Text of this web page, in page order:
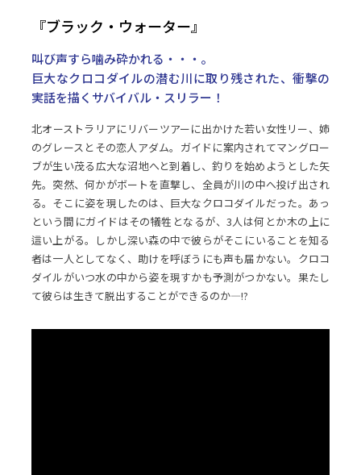
『ブラック・ウォーター』
叫び声すら噛み砕かれる・・・。
巨大なクロコダイルの潜む川に取り残された、衝撃の
実話を描くサバイバル・スリラー！
北オーストラリアにリバーツアーに出かけた若い女性リー、姉
のグレースとその恋人アダム。ガイドに案内されてマングロー
ブが生い茂る広大な沼地へと到着し、釣りを始めようとした矢
先。突然、何かがボートを直撃し、全員が川の中へ投げ出され
る。そこに姿を現したのは、巨大なクロコダイルだった。あっ
という間にガイドはその犠牲となるが、3人は何とか木の上に
這い上がる。しかし深い森の中で彼らがそこにいることを知る
者は一人としてなく、助けを呼ぼうにも声も届かない。クロコ
ダイルがいつ水の中から姿を現すかも予測がつかない。果たし
て彼らは生きて脱出することができるのか―!?